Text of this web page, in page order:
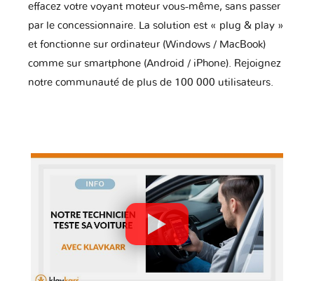
effacez votre voyant moteur vous-même, sans passer
par le concessionnaire. La solution est « plug & play »
et fonctionne sur ordinateur (Windows / MacBook)
comme sur smartphone (Android / iPhone). Rejoignez
notre communauté de plus de 100 000 utilisateurs.